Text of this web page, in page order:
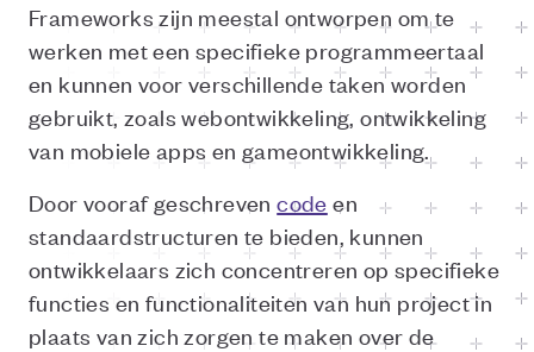
Frameworks zijn meestal ontworpen om te
werken met een specifieke programmeertaal
en kunnen voor verschillende taken worden
gebruikt, zoals webontwikkeling, ontwikkeling
van mobiele apps en gameontwikkeling.
Door vooraf geschrevencode en
standaardstructuren te bieden, kunnen
ontwikkelaars zich concentreren op specifieke
functies en functionaliteiten van hun project in
plaats van zich zorgen te maken over de